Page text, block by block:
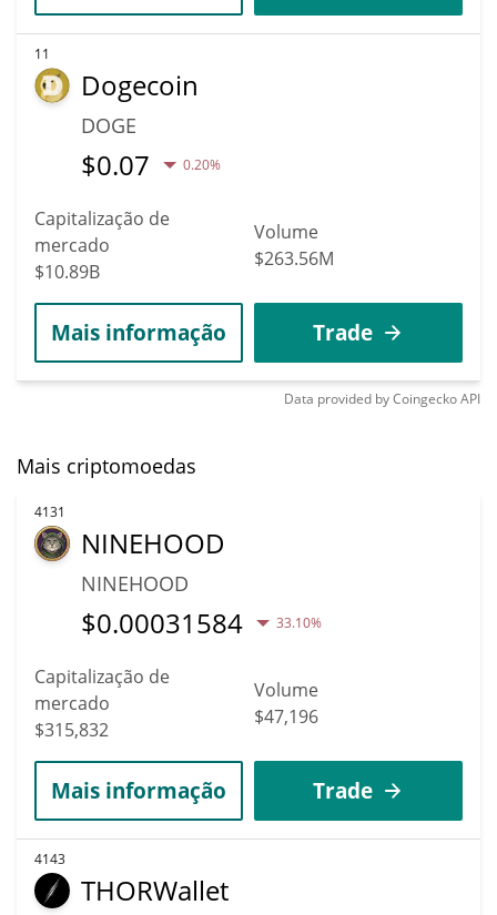
11
Dogecoin
DOGE
$0.07 0.20%
Capitalização de
mercado
$10.89B
Volume
$263.56M
Mais informação Trade
Data provided byCoingeckoAPI
Mais criptomoedas
4131
NINEHOOD
NINEHOOD
$0.00031584 33.10%
Capitalização de
mercado
$315,832
Volume
$47,196
Mais informação Trade
4143
THORWallet